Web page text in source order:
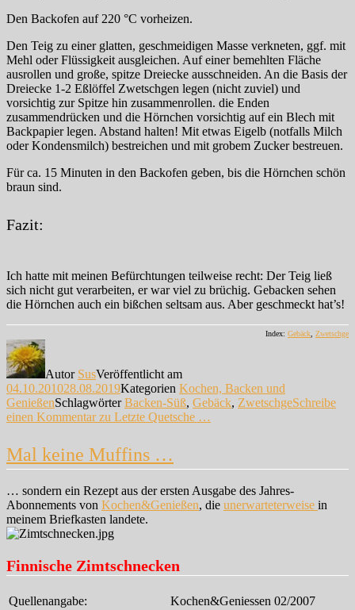
Den Backofen auf 220 °C vorheizen.
Den Teig zu einer glatten, geschmeidigen Masse verkneten, ggf. mit
Mehl oder Flüssigkeit ausgleichen. Auf einer bemehlten Fläche
ausrollen und große, spitze Dreiecke ausschneiden. An die Basis der
Dreiecke 1-2 Eßlöffel Zwetschgen legen (nicht zuviel) und
vorsichtig zur Spitze hin zusammenrollen. die Enden
zusammendrücken und die Hörnchen vorsichtig auf ein Blech mit
Backpapier legen. Abstand halten! Mit etwas Eigelb (notfalls Milch
oder Kondensmilch) bestreichen und mit grobem Zucker bestreuen.
Für ca. 15 Minuten in den Backofen geben, bis die Hörnchen schön
braun sind.
Fazit:
Ich hatte mit meinen Befürchtungen teilweise recht: Der Teig ließ
sich nicht gut verarbeiten, er war viel zu brüchig. Gebacken sehen
die Hörnchen auch ein bißchen seltsam aus. Aber geschmeckt hat’s!
Index: Gebäck, Zwetschge
Autor SusVeröffentlicht am
04.10.201028.08.2019Kategorien Kochen, Backen und
GenießenSchlagwörterBacken-Süß, Gebäck, ZwetschgeSchreibe
einen Kommentarzu Letzte Quetsche …
Mal keine Muffins …
… sondern ein Rezept aus der ersten Ausgabe des Jahres-
Abonnements von Kochen&Genießen, die unerwarteterweise in
meinem Briefkasten landete.
Finnische Zimtschnecken
Quellenangabe:
Kochen&Geniessen 02/2007